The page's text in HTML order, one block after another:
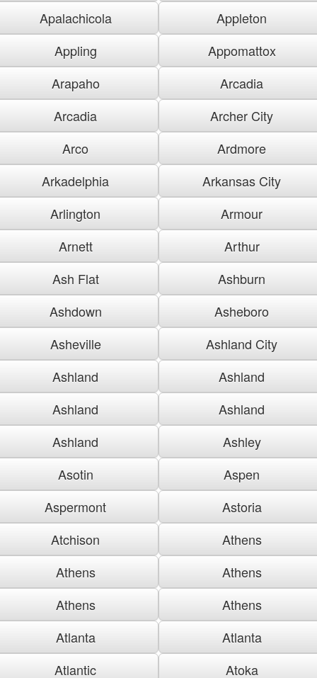
Apalachicola
Appleton
Appling
Appomattox
Arapaho
Arcadia
Arcadia
Archer City
Arco
Ardmore
Arkadelphia
Arkansas City
Arlington
Armour
Arnett
Arthur
Ash Flat
Ashburn
Ashdown
Asheboro
Asheville
Ashland City
Ashland
Ashland
Ashland
Ashland
Ashland
Ashley
Asotin
Aspen
Aspermont
Astoria
Atchison
Athens
Athens
Athens
Athens
Athens
Atlanta
Atlanta
Atlantic
Atoka